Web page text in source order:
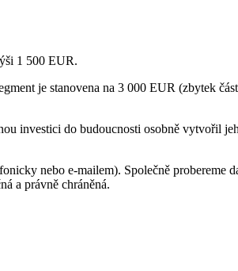
1 500 EUR.
je stanovena na 3 000 EUR (zbytek
investici do budoucnosti osobně vytvořil
nebo e-mailem). Společně probereme
a právně chráněná.